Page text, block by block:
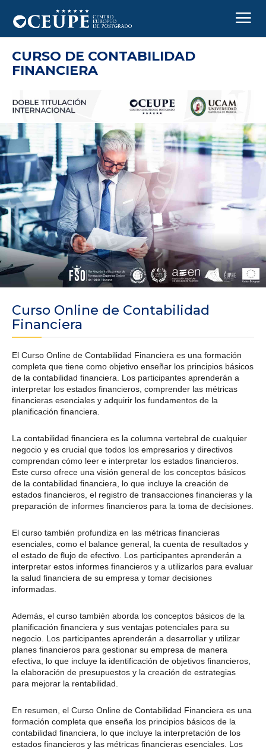
CURSO DE CONTABILIDAD
FINANCIERA
Curso Online de Contabilidad
Financiera
El Curso Online de Contabilidad Financiera es una formación
completa que tiene como objetivo enseñar los principios básicos
de la contabilidad financiera. Los participantes aprenderán a
interpretar los estados financieros, comprender las métricas
financieras esenciales y adquirir los fundamentos de la
planificación financiera.
La contabilidad financiera es la columna vertebral de cualquier
negocio y es crucial que todos los empresarios y directivos
comprendan cómo leer e interpretar los estados financieros.
Este curso ofrece una visión general de los conceptos básicos
de la contabilidad financiera, lo que incluye la creación de
estados financieros, el registro de transacciones financieras y la
preparación de informes financieros para la toma de decisiones.
El curso también profundiza en las métricas financieras
esenciales, como el balance general, la cuenta de resultados y
el estado de flujo de efectivo. Los participantes aprenderán a
interpretar estos informes financieros y a utilizarlos para evaluar
la salud financiera de su empresa y tomar decisiones
informadas.
Además, el curso también aborda los conceptos básicos de la
planificación financiera y sus ventajas potenciales para su
negocio. Los participantes aprenderán a desarrollar y utilizar
planes financieros para gestionar su empresa de manera
efectiva, lo que incluye la identificación de objetivos financieros,
la elaboración de presupuestos y la creación de estrategias
para mejorar la rentabilidad.
En resumen, el Curso Online de Contabilidad Financiera es una
formación completa que enseña los principios básicos de la
contabilidad financiera, lo que incluye la interpretación de los
estados financieros y las métricas financieras esenciales. Los